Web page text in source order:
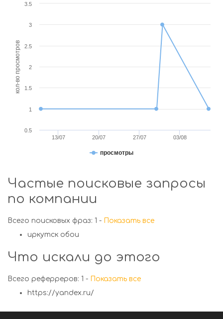
кол-во просмотров
просмотры
13/07 20/07 27/07 03/08
0.5
1
1.5
2
2.5
3
3.5
Частые поисковые запросы
по компании
Всего поисковых фраз: 1 - Показать все
иркутск обои
Что искали до этого
Всего реферреров: 1 - Показать все
https://yandex.ru/